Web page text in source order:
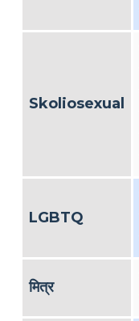
Skoliosexual
LGBTQ
मित्र